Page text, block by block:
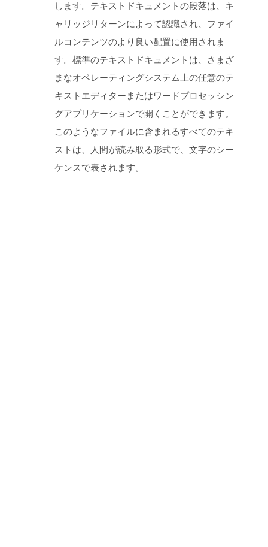
します。テキストドキュメントの段落は、キ
ャリッジリターンによって認識され、ファイ
ルコンテンツのより良い配置に使用されま
す。標準のテキストドキュメントは、さまざ
まなオペレーティングシステム上の任意のテ
キストエディターまたはワードプロセッシン
グアプリケーションで開くことができます。
このようなファイルに含まれるすべてのテキ
ストは、人間が読み取る形式で、文字のシー
ケンスで表されます。